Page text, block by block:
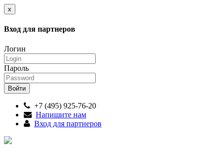
x
Вход для партнеров
Логин
Пароль
+7 (495) 925-76-20
Напишите нам
Вход для партнеров